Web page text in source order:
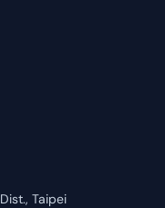
Taipei